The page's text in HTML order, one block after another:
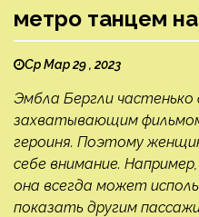
метро танцем
Ср Мар 29 , 2023
Эмбла Бергли
захватывающим
героиня. Поэтому
себе внимание.
она всегда может
показать другим